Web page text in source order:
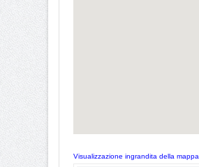
Visualizzazione ingrandita della mappa